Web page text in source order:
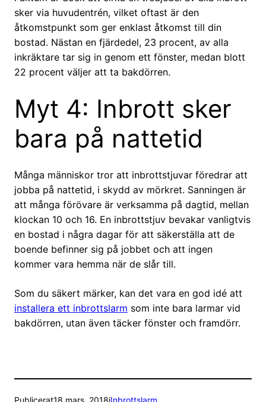
sker via huvudentrén, vilket oftast är den
åtkomstpunkt som ger enklast åtkomst till din
bostad. Nästan en fjärdedel, 23 procent, av alla
inkräktare tar sig in genom ett fönster, medan blott
22 procent väljer att ta bakdörren.
Myt 4: Inbrott sker
bara på nattetid
Många människor tror att inbrottstjuvar föredrar att
jobba på nattetid, i skydd av mörkret. Sanningen är
att många förövare är verksamma på dagtid, mellan
klockan 10 och 16. En inbrottstjuv bevakar vanligtvis
en bostad i några dagar för att säkerställa att de
boende befinner sig på jobbet och att ingen
kommer vara hemma när de slår till.
Som du säkert märker, kan det vara en god idé att
installera ett inbrottslarm som inte bara larmar vid
bakdörren, utan även täcker fönster och framdörr.